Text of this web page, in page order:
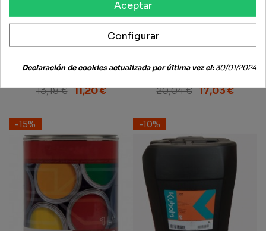
Pintura Acrílica Kubota
13,18 € 11,20 €
Pintura Alquídica Kubota
20,04 € 17,03 €
-15% -10%
Aceptar
Configurar
Declaración de cookies actualizada por última vez el:30/01/2024